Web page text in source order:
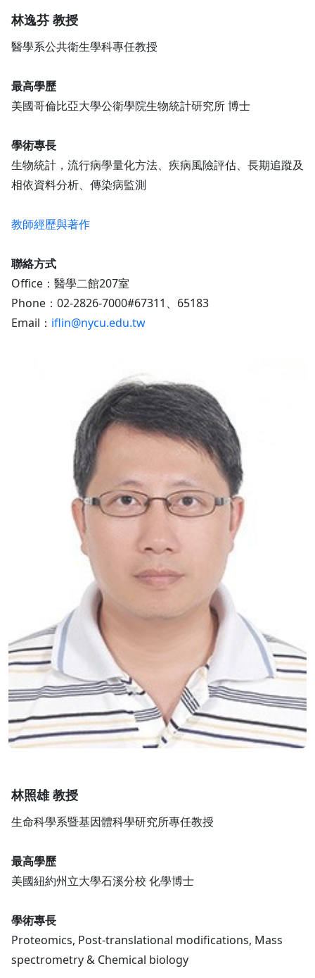
林逸芬 教授
醫學系公共衛生學科專任教授
最高學歷
美國哥倫比亞大學公衛學院生物統計研究所 博士
學術專長
生物統計，流行病學量化方法、疾病風險評估、長期追蹤及
相依資料分析、傳染病監測
教師經歷與著作
聯絡方式
Office：醫學二館207室
Phone：02-2826-7000#67311、65183
Email： iflin@nycu.edu.tw
林照雄 教授
生命科學系暨基因體科學研究所專任教授
最高學歷
美國紐約州立大學石溪分校 化學博士
學術專長
Proteomics, Post-translational modifications, Mass
spectrometry & Chemical biology